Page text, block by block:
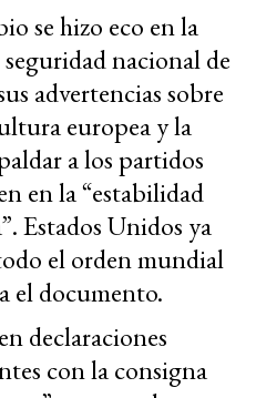
se hizo eco en la
nacional de
advertencias sobre
europea y la
a los partidos
en la “estabilidad
Estados Unidos ya
el orden mundial
el documento.
declaraciones
con la consigna